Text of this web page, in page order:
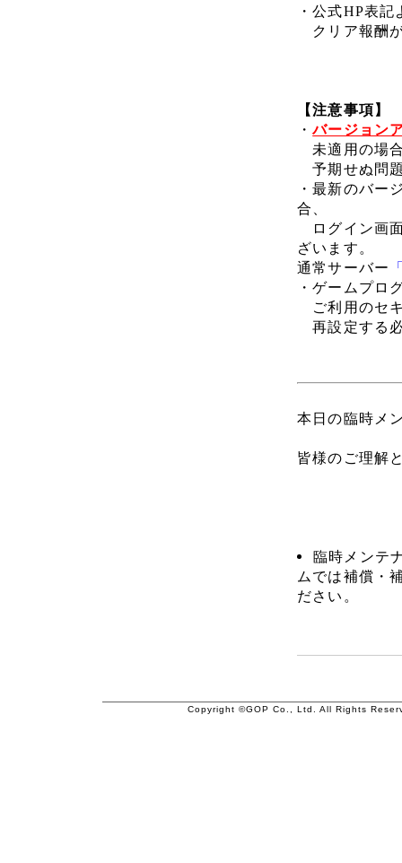
・公式HP表
クリア報酬
【注意事項】
・バージョン
未適用の場
予期せぬ問
・最新のバー
合、
ログイン画
ざいます。
通常サーバー
・ゲームプロ
ご利用のセ
再設定する
本日の臨時メ
皆様のご理解
臨時メンテ
ムでは補償・
ださい。
Copyright ©GOP Co., Ltd. All Rights